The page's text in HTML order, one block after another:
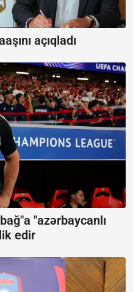
açıqladı
"azərbaycanlı
edir